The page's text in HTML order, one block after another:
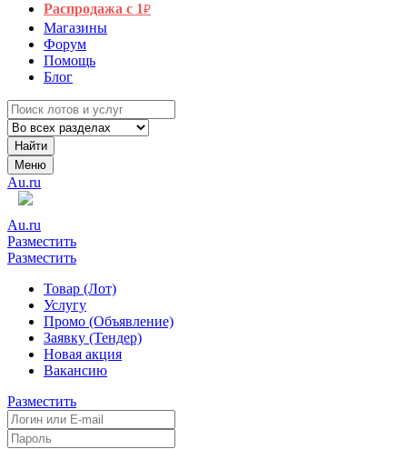
Распродажа с 1₽
Магазины
Форум
Помощь
Блог
Найти
Меню
Au.ru
Au.ru
Разместить
Разместить
Товар (Лот)
Услугу
Промо (Объявление)
Заявку (Тендер)
Новая акция
Вакансию
Разместить